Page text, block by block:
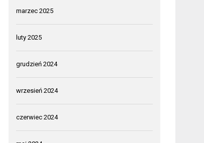
marzec 2025
luty 2025
grudzień 2024
wrzesień 2024
czerwiec 2024